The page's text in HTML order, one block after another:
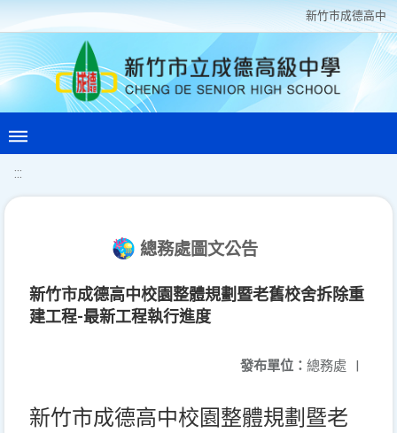
新竹巿成德高中
:::
總務處圖文公告
新竹市成德高中校園整體規劃暨老舊校舍拆除重
建工程-最新工程執行進度
發布單位： 總務處 |
新竹市成德高中校園整體規劃暨老